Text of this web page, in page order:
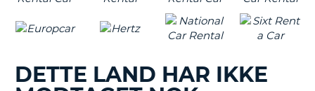
DETTE LAND HAR IKKE